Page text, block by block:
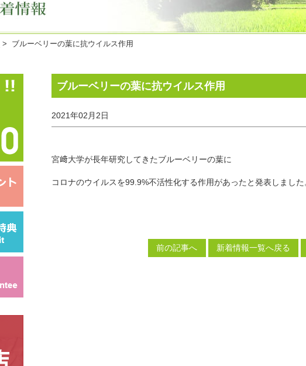
> ブルーベリーの葉に抗ウイルス作用
ブルーベリーの葉に抗ウイルス作用
2021年02月2日
宮﨑大学が長年研究してきたブルーベリーの葉に
コロナのウイルスを99.9%不活性化する作用があったと発表しました
前の記事へ 新着情報一覧へ戻る